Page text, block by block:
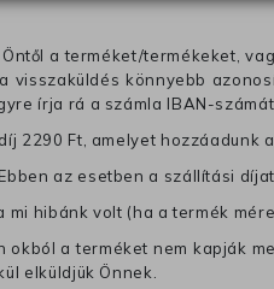
a terméket/termékeket,
visszaküldés könnyebb
írja rá a számla IBAN-
2290 Ft, amelyet hozzáadunk
az esetben a szállítási
hibánk volt (ha a termék
a terméket nem kapják
elküldjük Önnek.